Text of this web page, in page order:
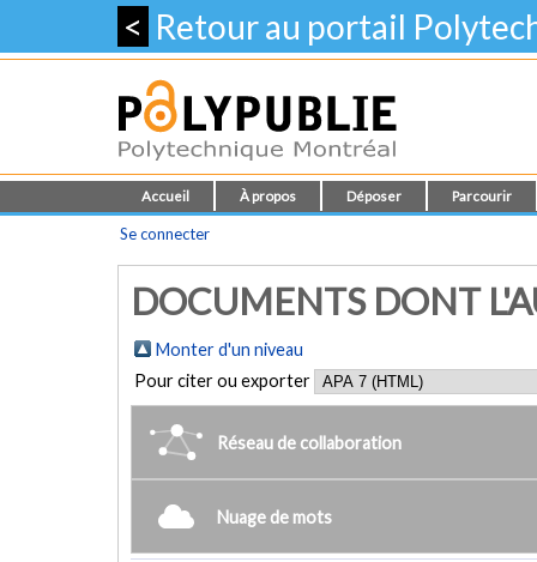
< Retour au portail
Accueil À propos Déposer Parcourir
Se connecter
DOCUMENTS DONT
Monter d'un niveau
Pour citer ou exporter
Réseau de collaboration
Nuage de mots